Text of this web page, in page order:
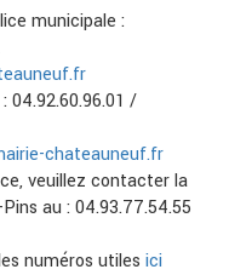
municipale :
04.92.60.96.01 /
chateauneuf.fr
veuillez contacter la
au : 04.93.77.54.55
numéros utiles ici